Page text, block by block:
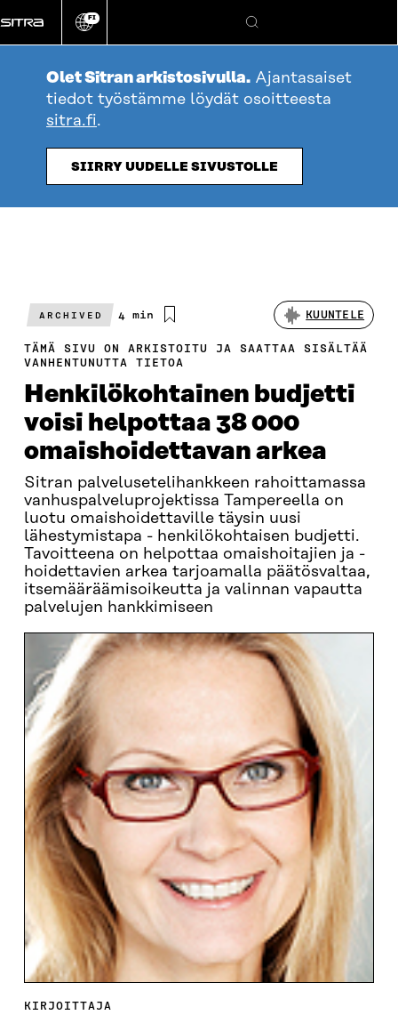
suoraan
sisältöön
Vaihda
kieli
FI
Hae
Olet Sitran arkistosivulla. Ajantasaiset
tiedot työstämme löydät osoitteesta
sitra.fi.
SIIRRY UUDELLE SIVUSTOLLE
ARCHIVED
Arvioitu
4 min KUUNTELE
TÄMÄ SIVU ON ARKISTOITU JA SAATTAA SISÄLTÄÄ
VANHENTUNUTTA TIETOA
Henkilökohtainen budjetti
voisi helpottaa 38 000
omaishoidettavan arkea
Sitran palvelusetelihankkeen rahoittamassa
vanhuspalveluprojektissa Tampereella on
luotu omaishoidettaville täysin uusi
lähestymistapa - henkilökohtaisen budjetti.
Tavoitteena on helpottaa omaishoitajien ja -
hoidettavien arkea tarjoamalla päätösvaltaa,
itsemääräämisoikeutta ja valinnan vapautta
palvelujen hankkimiseen
KIRJOITTAJA